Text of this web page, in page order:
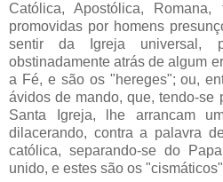
Católica, Apostólica,
promovidas por homens
sentir da Igreja universal,
obstinadamente atrás de algum
a Fé, e são os "hereges"; ou,
ávidos de mando, que, tendo-se
Santa Igreja, lhe arrancam
dilacerando, contra a palavra
católica, separando-se do
unido, e estes são os